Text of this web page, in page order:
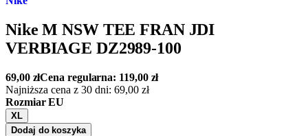
Nike M NSW TEE FRAN JDI
VERBIAGE DZ2989-100
69,00 złCena regularna: 119,00 zł
Najniższa cena z 30 dni: 69,00 zł
Rozmiar EU
XL
Dodaj do koszyka